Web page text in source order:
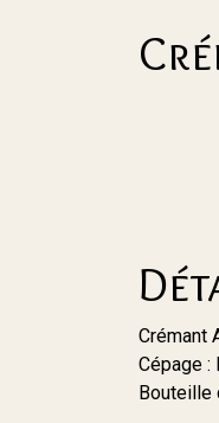
Crémant
Cépage :
Bouteille